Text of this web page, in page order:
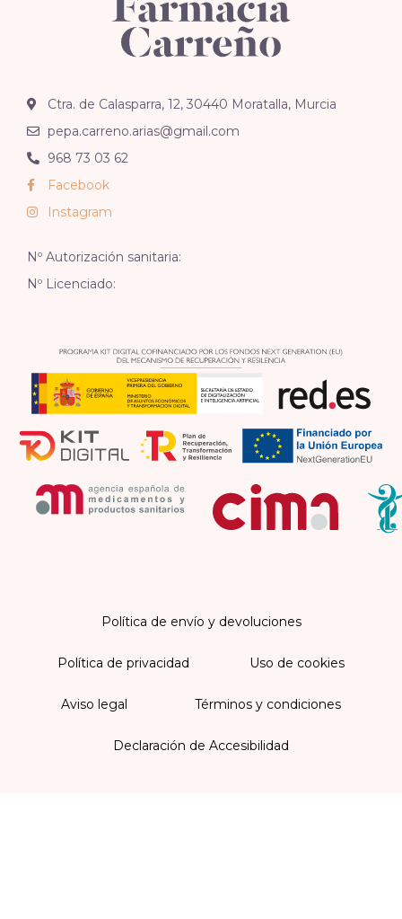
Ctra. de Calasparra, 12, 30440 Moratalla, Murcia
pepa.carreno.arias@gmail.com
968 73 03 62
Facebook
Instagram
Nº Autorización sanitaria:
Nº Licenciado:
Política de envío y devoluciones
Política de privacidad Uso de cookies
Aviso legal Términos y condiciones
Declaración de Accesibilidad